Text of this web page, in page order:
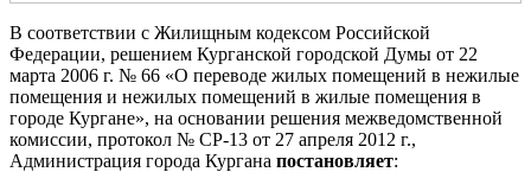
В соответствии с Жилищным кодексом Российской
Федерации, решением Курганской городской Думы от 22
марта 2006 г. № 66 «О переводе жилых помещений в нежилые
помещения и нежилых помещений в жилые помещения в
городе Кургане», на основании решения межведомственной
комиссии, протокол № СР-13 от 27 апреля 2012 г.,
Администрация города Кургана постановляет: